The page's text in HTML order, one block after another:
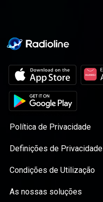
Política de Privacidade
Definições de Privacidade
Condições de Utilização
As nossas soluções